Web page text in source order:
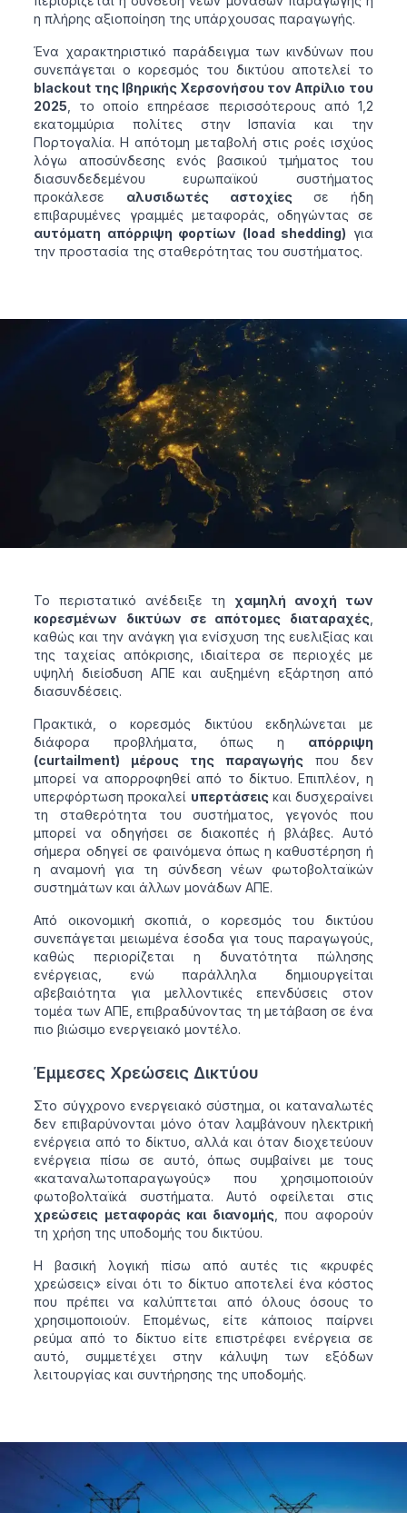
η πλήρης αξιοποίηση της υπάρχουσας παραγωγής.
Ένα χαρακτηριστικό παράδειγμα των κινδύνων που
συνεπάγεται ο κορεσμός του δικτύου αποτελεί το
blackout της Ιβηρικής Χερσονήσου τον Απρίλιο του
2025 , το οποίο επηρέασε περισσότερους από 1,2
εκατομμύρια πολίτες στην Ισπανία και την
Πορτογαλία. Η απότομη μεταβολή στις ροές ισχύος
λόγω αποσύνδεσης ενός βασικού τμήματος του
διασυνδεδεμένου ευρωπαϊκού συστήματος
προκάλεσε αλυσιδωτές αστοχίεςσε ήδη
επιβαρυμένες γραμμές μεταφοράς, οδηγώντας σε
αυτόματη απόρριψη φορτίων (load shedding) για
την προστασία της σταθερότητας του συστήματος.
Το περιστατικό ανέδειξε τη χαμηλή ανοχή των
κορεσμένων δικτύων σε απότομες διαταραχές,
καθώς και την ανάγκη για ενίσχυση της ευελιξίας και
της ταχείας απόκρισης, ιδιαίτερα σε περιοχές με
υψηλή διείσδυση ΑΠΕ και αυξημένη εξάρτηση από
διασυνδέσεις.
Πρακτικά, ο κορεσμός δικτύου εκδηλώνεται με
διάφορα προβλήματα, όπως η απόρριψη
(curtailment) μέρους της παραγωγήςπου δεν
μπορεί να απορροφηθεί από το δίκτυο. Επιπλέον, η
υπερφόρτωση προκαλεί υπερτάσειςκαι δυσχεραίνει
τη σταθερότητα του συστήματος, γεγονός που
μπορεί να οδηγήσει σε διακοπές ή βλάβες. Αυτό
σήμερα οδηγεί σε φαινόμενα όπως η καθυστέρηση ή
η αναμονή για τη σύνδεση νέων φωτοβολταϊκών
συστημάτων και άλλων μονάδων ΑΠΕ.
Από οικονομική σκοπιά, ο κορεσμός του δικτύου
συνεπάγεται μειωμένα έσοδα για τους παραγωγούς,
καθώς περιορίζεται η δυνατότητα πώλησης
ενέργειας, ενώ παράλληλα δημιουργείται
αβεβαιότητα για μελλοντικές επενδύσεις στον
τομέα των ΑΠΕ, επιβραδύνοντας τη μετάβαση σε ένα
πιο βιώσιμο ενεργειακό μοντέλο.
Έμμεσες Χρεώσεις Δικτύου
Στο σύγχρονο ενεργειακό σύστημα, οι καταναλωτές
δεν επιβαρύνονται μόνο όταν λαμβάνουν ηλεκτρική
ενέργεια από το δίκτυο, αλλά και όταν διοχετεύουν
ενέργεια πίσω σε αυτό, όπως συμβαίνει με τους
«καταναλωτοπαραγωγούς» που χρησιμοποιούν
φωτοβολταϊκά συστήματα. Αυτό οφείλεται στις
χρεώσεις μεταφοράς και διανομής, που αφορούν
τη χρήση της υποδομής του δικτύου.
Η βασική λογική πίσω από αυτές τις «κρυφές
χρεώσεις» είναι ότι το δίκτυο αποτελεί ένα κόστος
που πρέπει να καλύπτεται από όλους όσους το
χρησιμοποιούν. Επομένως, είτε κάποιος παίρνει
ρεύμα από το δίκτυο είτε επιστρέφει ενέργεια σε
αυτό, συμμετέχει στην κάλυψη των εξόδων
λειτουργίας και συντήρησης της υποδομής.